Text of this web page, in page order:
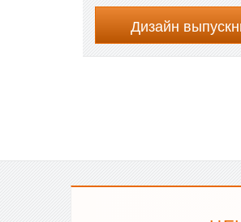
Дизайн